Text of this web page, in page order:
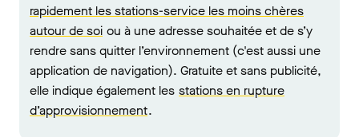
rapidement les stations-service les moins chères
autour de soi ou à une adresse souhaitée et de s’y
rendre sans quitter l’environnement (c'est aussi une
application de navigation). Gratuite et sans publicité,
elle indique également les stations en rupture
d’approvisionnement.